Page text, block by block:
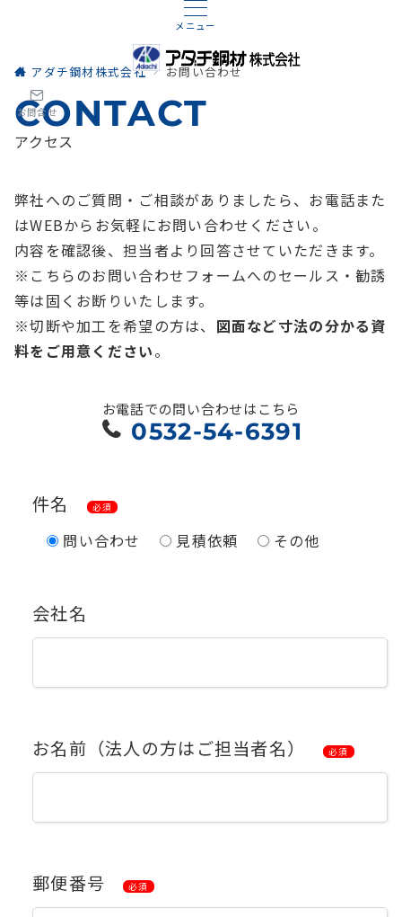
メニュー
お問合せ
アダチ鋼材株式会社 お問い合わせ
CONTACT
アクセス
弊社へのご質問・ご相談がありましたら、お電話また
はWEBからお気軽にお問い合わせください。
内容を確認後、担当者より回答させていただきます。
※こちらのお問い合わせフォームへのセールス・勧誘
等は固くお断りいたします。
※切断や加工を希望の方は、 図面など寸法の分かる資
料をご用意ください。
お電話での問い合わせはこちら
0532-54-6391
件名 必須
問い合わせ 見積依頼 その他
会社名
お名前（法人の方はご担当者名） 必須
郵便番号 必須